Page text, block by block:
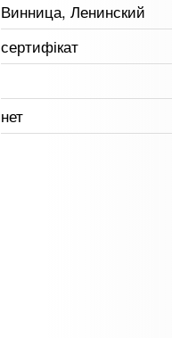
Винница, Ленинский
сертифікат
нет